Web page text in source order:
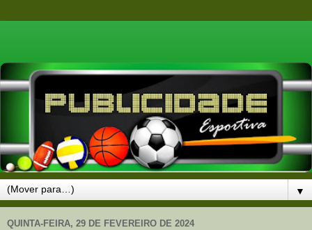
▼
QUINTA-FEIRA, 29 DE FEVEREIRO DE 2024